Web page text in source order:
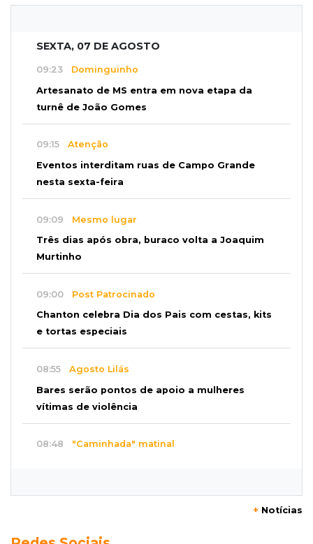
SEXTA, 07 DE AGOSTO
09:23 Dominguinho
Artesanato de MS entra em nova etapa da
turnê de João Gomes
09:15 Atenção
Eventos interditam ruas de Campo Grande
nesta sexta-feira
09:09 Mesmo lugar
Três dias após obra, buraco volta a Joaquim
Murtinho
09:00 Post Patrocinado
Chanton celebra Dia dos Pais com cestas, kits
e tortas especiais
08:55 Agosto Lilás
Bares serão pontos de apoio a mulheres
vítimas de violência
08:48 "Caminhada" matinal
PCO oficializa Daniel Lemes e disputa pelo
+ Notícias